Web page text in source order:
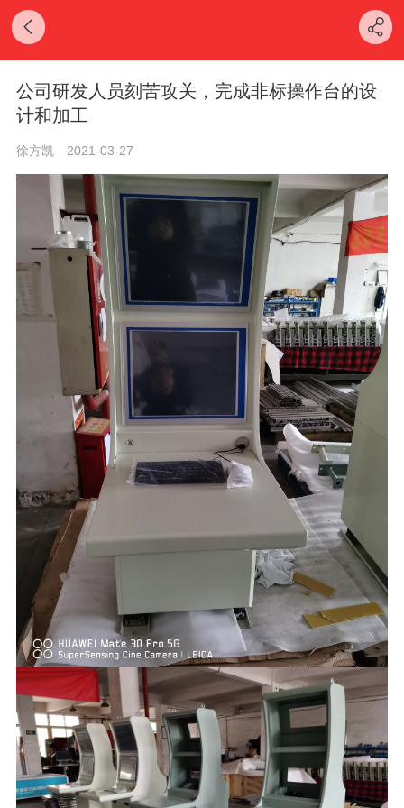
公司研发人员刻苦攻关，完成非标操作台的设
计和加工
徐方凯 2021-03-27